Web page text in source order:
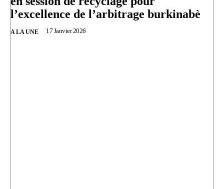
l’excellence de l’arbitrage burkinabè
A LA UNE 17 Janvier 2026